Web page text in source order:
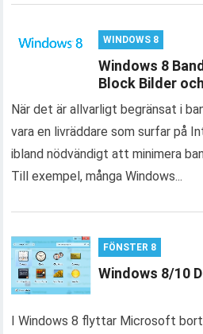
WINDOWS 8
Windows 8
Block Bilder
När det är allvarligt begränsat i
vara en livräddare som surfar på
ibland nödvändigt att minimera
Till exempel, många Windows...
FÖNSTER 8
Windows 8/10
I Windows 8 flyttar Microsoft